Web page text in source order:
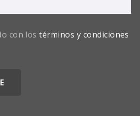
con lostérminos y condiciones